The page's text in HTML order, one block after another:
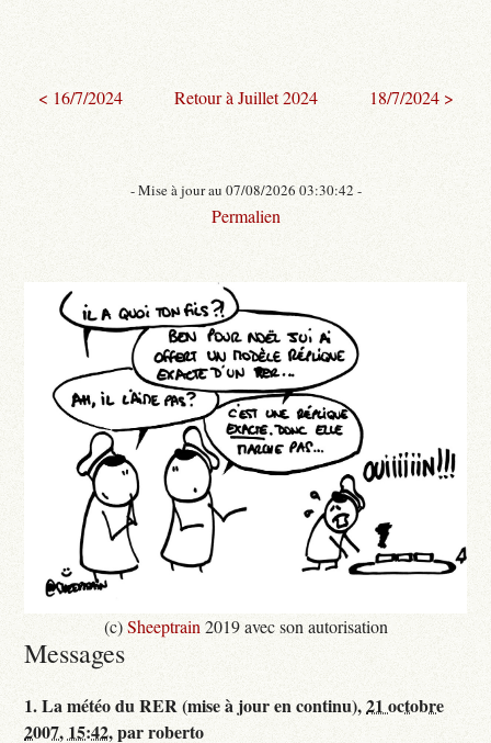
< 16/7/2024 Retour à Juillet 2024 18/7/2024 >
- Mise à jour au 07/08/2026 03:30:42 -
Permalien
(c)Sheeptrain 2019 avec son autorisation
Messages
1.La météo du RER (mise à jour en continu),21 octobre
2007, 15:42,parroberto